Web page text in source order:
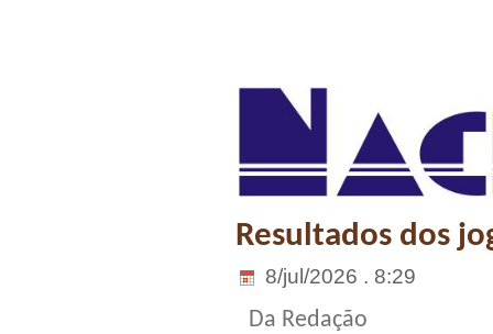
Resultados dos
8/jul/2026 . 8:29
Da Redação